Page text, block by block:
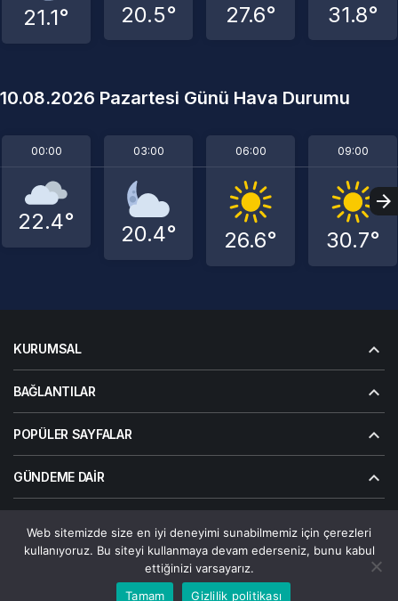
21.1° 20.5° 27.6° 31.8°
10.08.2026 Pazartesi Günü Hava Durumu
00:00
22.4°
03:00
20.4°
06:00
26.6°
09:00
30.7°
Bu web sitesinde en iyi deneyimi yaşamanızı sağlamak
KURUMSAL
BAĞLANTILAR
POPÜLER SAYFALAR
GÜNDEME DAIR
© Telif Hakkı 2026, Tüm Hakları Saklıdır | Alanalp İnternet
Çözümler
Gizlilik Politikası Hakkımızda
Web sitemizde size en iyi deneyimi sunabilmemiz için çerezleri
kullanıyoruz. Bu siteyi kullanmaya devam ederseniz, bunu kabul
ettiğinizi varsayarız.
Tamam
Gizlilik politikası